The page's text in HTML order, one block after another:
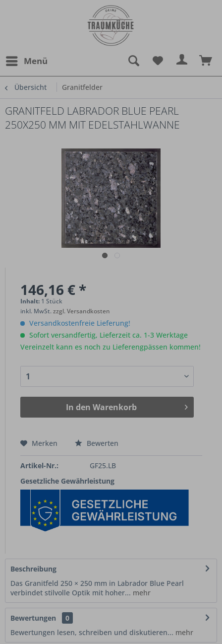
Menü
Übersicht Granitfelder
GRANITFELD LABRADOR BLUE PEARL
250X250 MM MIT EDELSTAHLWANNE
146,16 € *
Inhalt: 1 Stück
inkl. MwSt.zzgl. Versandkosten
Versandkostenfreie Lieferung!
Sofort versandfertig, Lieferzeit ca. 1-3 Werktage
Vereinzelt kann es noch zu Lieferengpässen kommen!
In den Warenkorb
Merken Bewerten
Artikel-Nr.:
GF25.LB
Gesetzliche Gewährleistung
Beschreibung
Das Granitfeld 250 × 250 mm in Labrador Blue Pearl
verbindet stilvolle Optik mit hoher... mehr
Bewertungen
0
Bewertungen lesen, schreiben und diskutieren... mehr